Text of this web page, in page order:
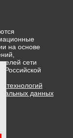
на основе
сети
Российской
технологий
данных